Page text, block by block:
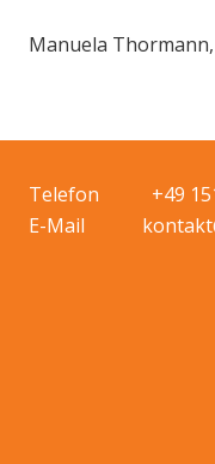
Manuela
Telefon +49 151
E-Mail